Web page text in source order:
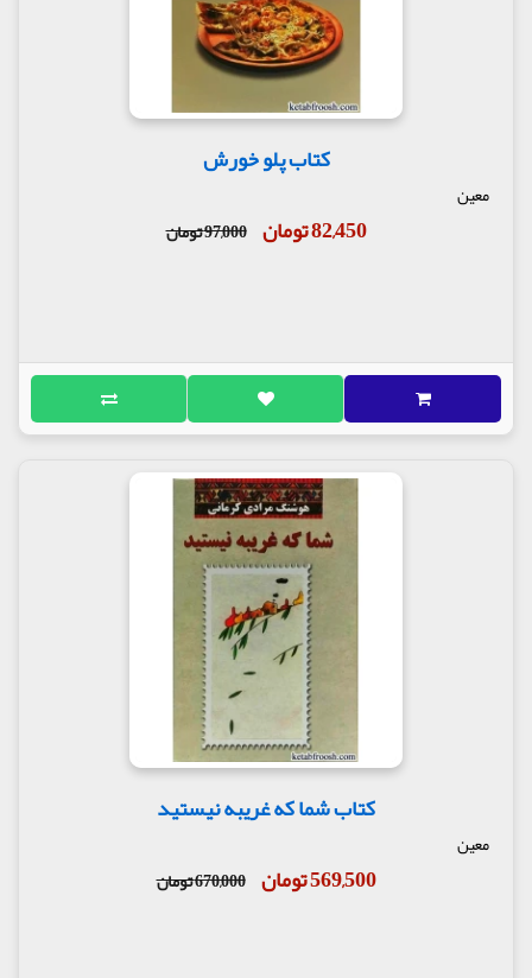
کتاب پلو خورش
معین
82,450 تومان 97,000 تومان
کتاب شما که غریبه نیستید
معین
569,500 تومان 670,000 تومان